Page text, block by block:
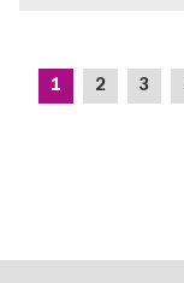
Seitennummerierung
Aktuelle
1 Seite
2 Seite
3